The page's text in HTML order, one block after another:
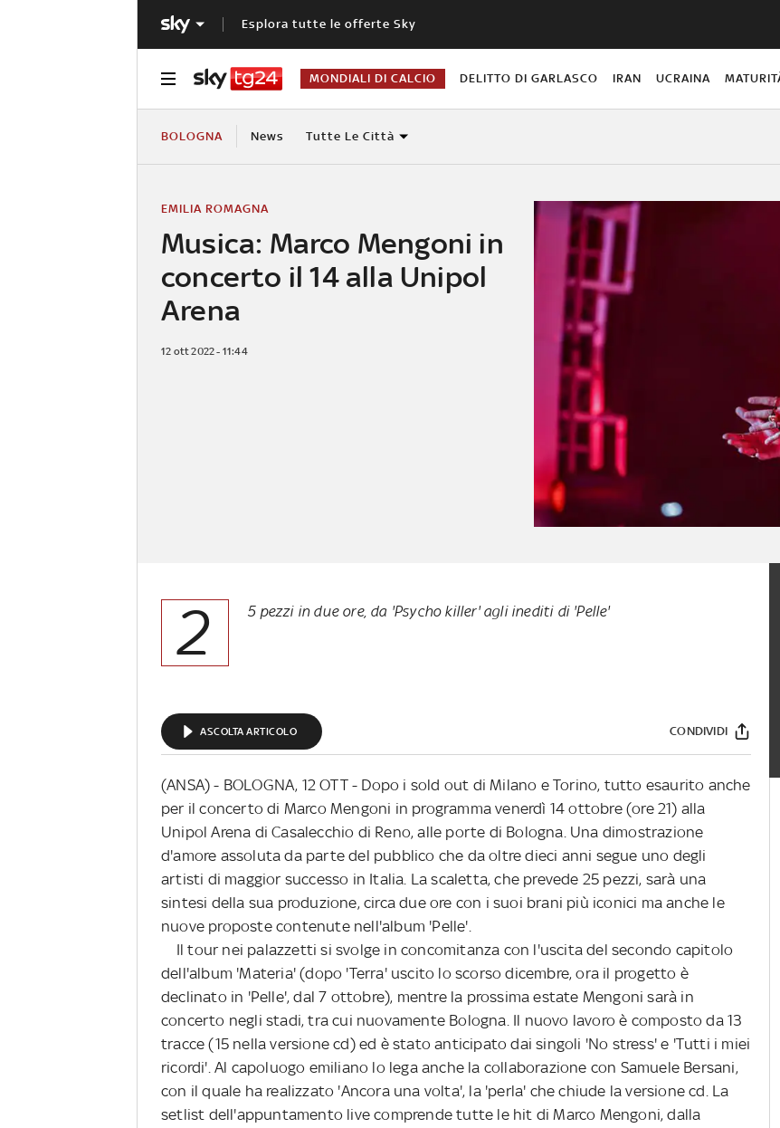
Esplora tutte le offerte Sky
MONDIALI DI CALCIO DELITTO DI GARLASCO IRAN UCRAINA
BOLOGNA News Tutte Le Città
Musica: Marco Mengoni in
concerto il 14 alla Unipol
Arena
EMILIA ROMAGNA
12 ott 2022 - 11:44
2 5 pezzi in due ore, da 'Psycho killer' agli inediti di 'Pelle'
ASCOLTA ARTICOLO CONDIVIDI
(ANSA) - BOLOGNA, 12 OTT - Dopo i sold out di Milano e Torino, tutto esaurito anche
per il concerto di Marco Mengoni in programma venerdì 14 ottobre (ore 21) alla
Unipol Arena di Casalecchio di Reno, alle porte di Bologna. Una dimostrazione
d'amore assoluta da parte del pubblico che da oltre dieci anni segue uno degli
artisti di maggior successo in Italia. La scaletta, che prevede 25 pezzi, sarà una
sintesi della sua produzione, circa due ore con i suoi brani più iconici ma anche le
nuove proposte contenute nell'album 'Pelle'.
Il tour nei palazzetti si svolge in concomitanza con l'uscita del secondo capitolo
dell'album 'Materia' (dopo 'Terra' uscito lo scorso dicembre, ora il progetto è
declinato in 'Pelle', dal 7 ottobre), mentre la prossima estate Mengoni sarà in
concerto negli stadi, tra cui nuovamente Bologna. Il nuovo lavoro è composto da 13
tracce (15 nella versione cd) ed è stato anticipato dai singoli 'No stress' e 'Tutti i miei
ricordi'. Al capoluogo emiliano lo lega anche la collaborazione con Samuele Bersani,
con il quale ha realizzato 'Ancora una volta', la 'perla' che chiude la versione cd. La
setlist dell'appuntamento live comprende tutte le hit di Marco Mengoni, dalla